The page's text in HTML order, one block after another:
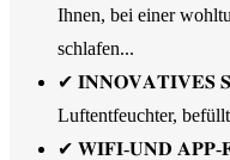
Ihnen, bei einer
schlafen...
✔ 𝐈𝐍𝐍𝐎𝐕𝐀𝐓𝐈𝐕𝐄𝐒
Luftentfeuchter,
✔ 𝐖𝐈𝐅𝐈-𝐔𝐍𝐃 𝐀𝐏𝐏-